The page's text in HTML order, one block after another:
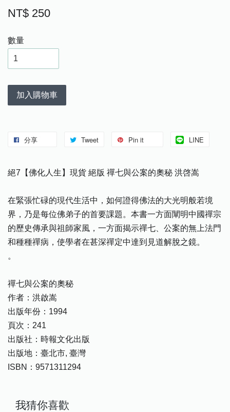
NT$ 250
數量
加入購物車
分享 Tweet Pin it LINE
絕7【佛化人生】現貨 絕版 禪七與公案的奧秘 洪啓嵩
在緊張忙碌的現代生活中，如何證得佛法的大光明般若境
界，乃是每位佛弟子的首要課題。本書一方面闡明中國禪宗
的歷史傳承與祖師家風，一方面揭示禪七、公案的無上法門
和種種禪病，使學者在甚深禪定中達到見道解脫之鏡。
。
禪七與公案的奧秘
作者：洪啟嵩
出版年份：1994
頁次：241
出版社：時報文化出版
出版地：臺北市, 臺灣
ISBN：9571311294
我猜你喜歡